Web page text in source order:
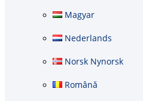
Magyar
Nederlands
Norsk Nynorsk
Română